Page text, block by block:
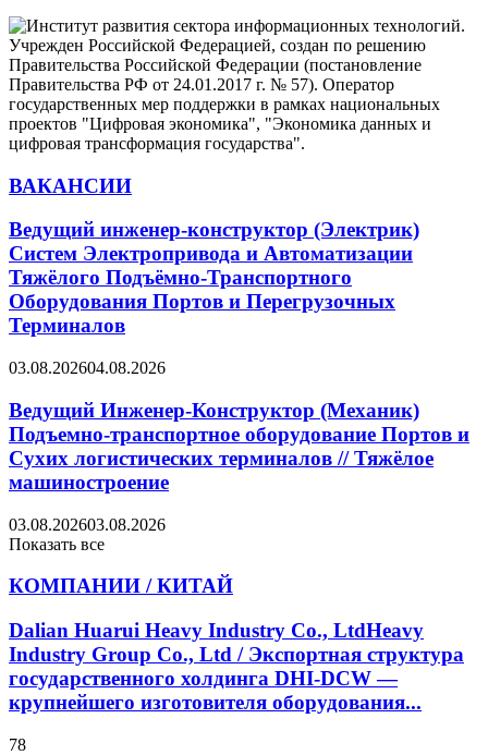
ВАКАНСИИ
Ведущий инженер-конструктор (Электрик)
Систем Электропривода и Автоматизации
Тяжёлого Подъёмно-Транспортного
Оборудования Портов и Перегрузочных
Терминалов
03.08.202604.08.2026
Ведущий Инженер-Конструктор (Механик)
Подъемно-транспортное оборудование Портов и
Сухих логистических терминалов // Тяжёлое
машиностроение
03.08.202603.08.2026
Показать все
КОМПАНИИ / КИТАЙ
Dalian Huarui Heavy Industry Co., LtdHeavy
Industry Group Co., Ltd / Экспортная структура
государственного холдинга DHI-DCW —
крупнейшего изготовителя оборудования...
78